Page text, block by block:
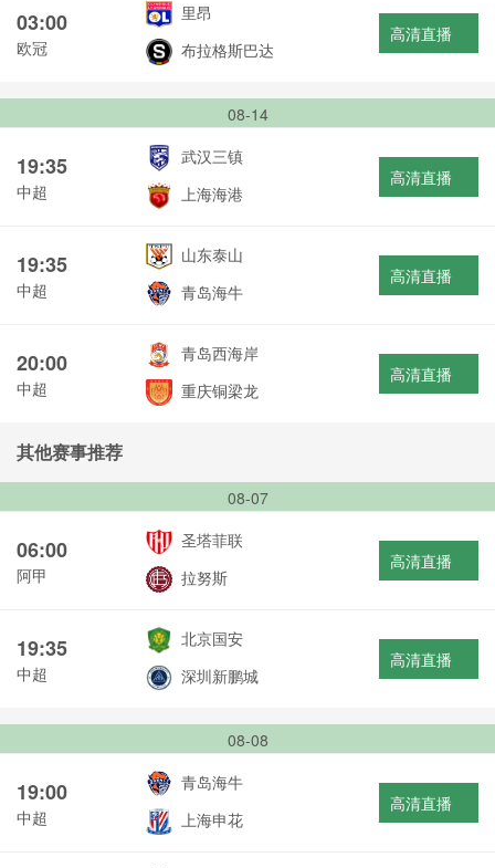
03:00
欧冠
里昂
布拉格斯巴达
高清直播
08-14
19:35
中超
武汉三镇
上海海港
高清直播
19:35
中超
山东泰山
青岛海牛
高清直播
20:00
中超
青岛西海岸
重庆铜梁龙
高清直播
其他赛事推荐
08-07
06:00
阿甲
圣塔菲联
拉努斯
高清直播
19:35
中超
北京国安
深圳新鹏城
高清直播
08-08
19:00
中超
青岛海牛
上海申花
高清直播